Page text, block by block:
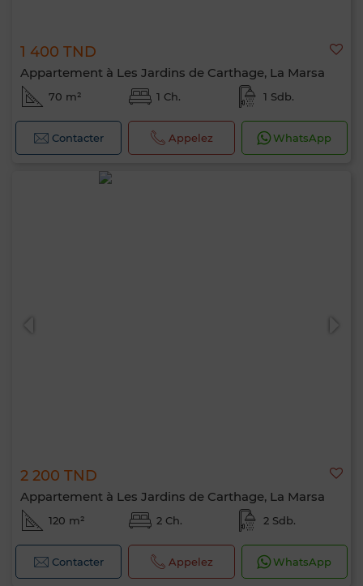
1 400 TND
Appartement à Les Jardins de Carthage, La Marsa
70 m² 1 Ch. 1 Sdb.
Contacter Appelez WhatsApp
2 200 TND
Appartement à Les Jardins de Carthage, La Marsa
120 m² 2 Ch. 2 Sdb.
Contacter Appelez WhatsApp